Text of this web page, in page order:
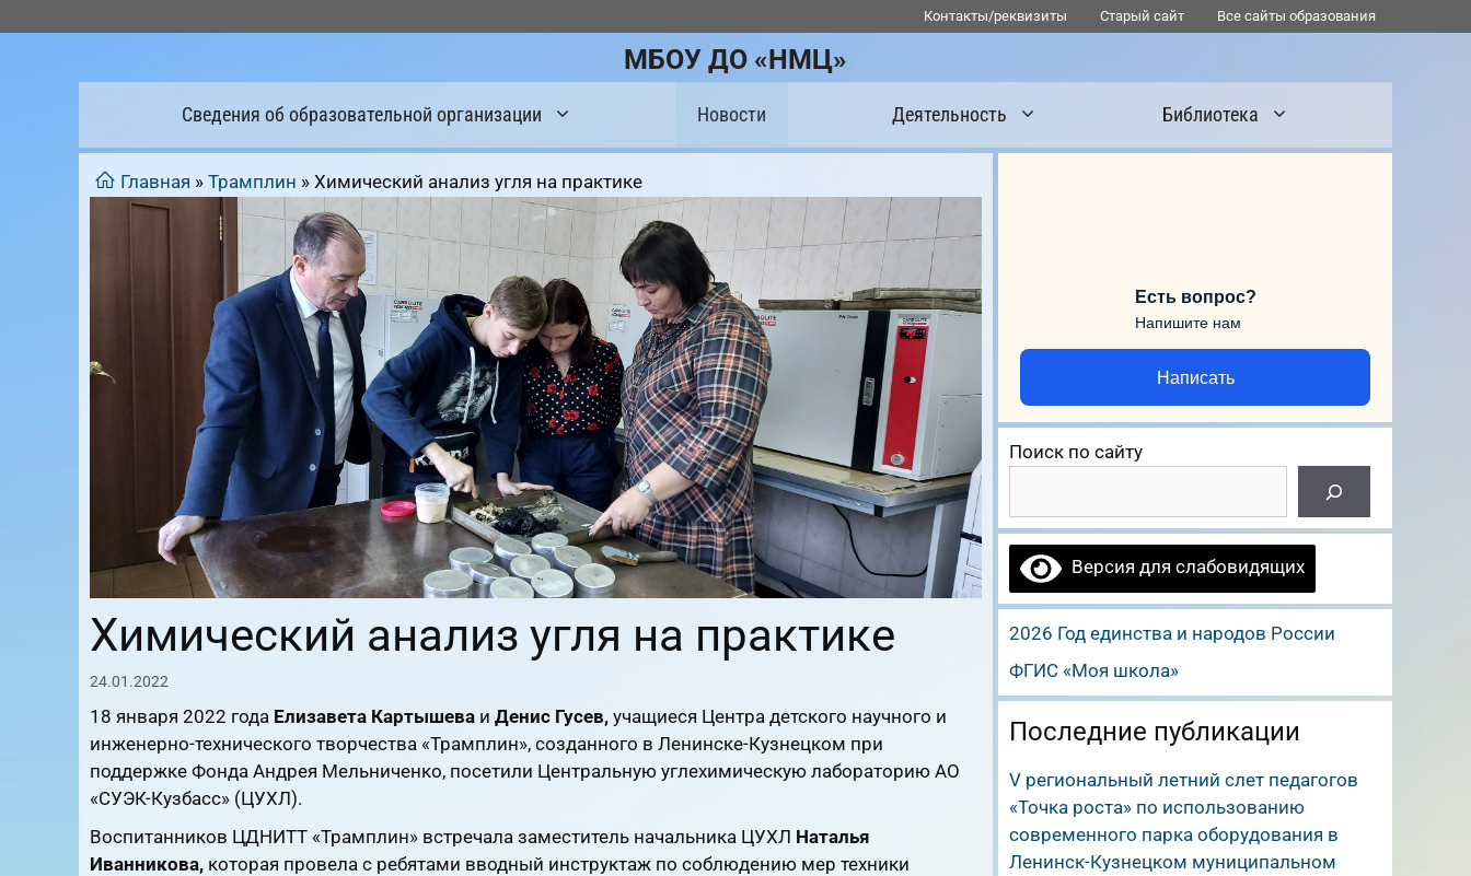
к
Контакты/реквизиты Старый сайт Все сайты образования
МБОУ ДО «НМЦ»
Сведения об образовательной организации Новости Деятельность Библиотека
Главная »Трамплин »Химический анализ угля на практике
Химический анализ угля на практике
24.01.2022
18 января 2022 года Елизавета Картышева и Денис Гусев, учащиеся Центра детского научного и
инженерно-технического творчества «Трамплин», созданного в Ленинске-Кузнецком при
поддержке Фонда Андрея Мельниченко, посетили Центральную углехимическую лабораторию АО
«СУЭК-Кузбасс» (ЦУХЛ).
Воспитанников ЦДНИТТ «Трамплин» встречала заместитель начальника ЦУХЛ Наталья
Иванникова, которая провела с ребятами вводный инструктаж по соблюдению мер техники
Есть вопрос?
Напишите нам
Написать
Поиск по сайту
Версия для слабовидящих
2026 Год единства и народов России
ФГИС «Моя школа»
Последние публикации
V региональный летний слет педагогов
«Точка роста» по использованию
современного парка оборудования в
Ленинск-Кузнецком муниципальном